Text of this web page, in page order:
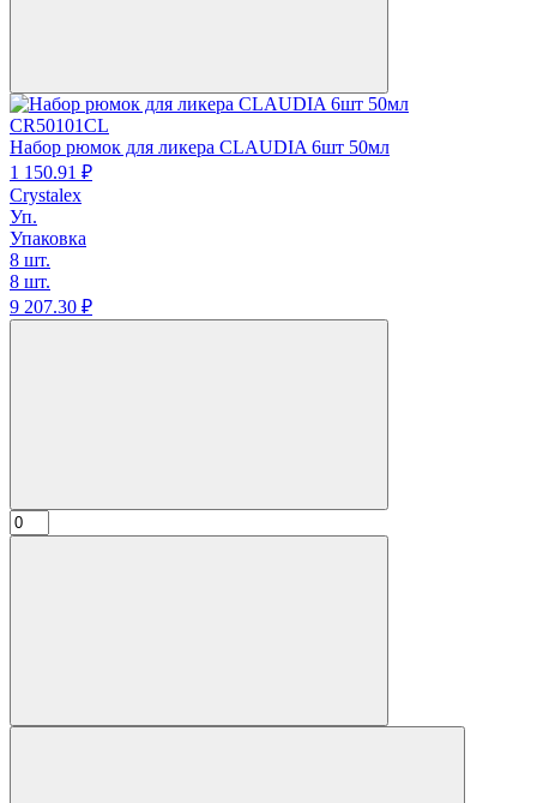
CR50101CL
Набор рюмок для ликера CLAUDIA 6шт 50мл
1 150.91 ₽
Crystalex
Уп.
Упаковка
8 шт.
8 шт.
9 207.30 ₽